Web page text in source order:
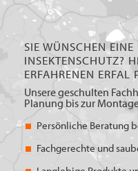
SIE WÜNSCHEN
INSEKTENSCHUTZ?
ERFAHRENEN ERFAL
Unsere geschulten
Planung bis zur
Persönliche Beratung
Fachgerechte und